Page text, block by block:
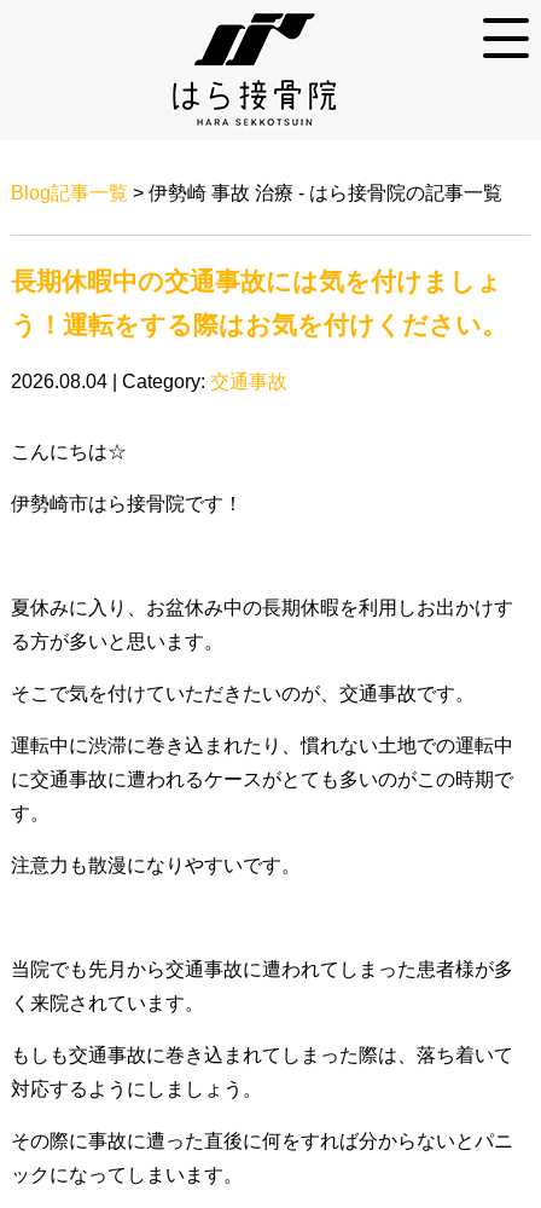
Blog記事一覧 > 伊勢崎 事故 治療 - はら接骨院の記事一覧
長期休暇中の交通事故には気を付けましょ
う！運転をする際はお気を付けください。
2026.08.04 | Category: 交通事故
こんにちは☆
伊勢崎市はら接骨院です！
夏休みに入り、お盆休み中の長期休暇を利用しお出かけす
る方が多いと思います。
そこで気を付けていただきたいのが、交通事故です。
運転中に渋滞に巻き込まれたり、慣れない土地での運転中
に交通事故に遭われるケースがとても多いのがこの時期で
す。
注意力も散漫になりやすいです。
当院でも先月から交通事故に遭われてしまった患者様が多
く来院されています。
もしも交通事故に巻き込まれてしまった際は、落ち着いて
対応するようにしましょう。
その際に事故に遭った直後に何をすれば分からないとパニ
ックになってしまいます。